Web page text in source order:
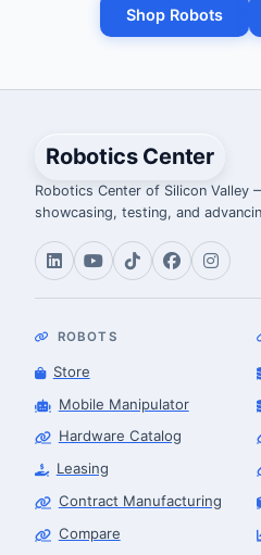
Shop Robots
Robotics Center
Robotics Center of Silicon
showcasing, testing, and
ROBOTS
Store
Mobile Manipulator
Hardware Catalog
Leasing
Contract Manufacturing
Compare